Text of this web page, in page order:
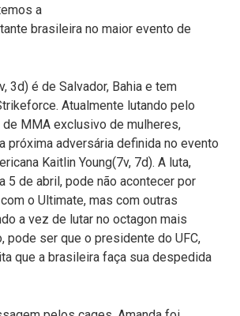
a
brasileira no maior evento de
3d) é de Salvador, Bahia e tem
Atualmente lutando pelo
de MMA exclusivo de mulheres,
próxima adversária definida no evento
Kaitlin Young(7v, 7d). A luta,
5 de abril, pode não acontecer por
o Ultimate, mas com outras
a vez de lutar no octagon mais
pode ser que o presidente do UFC,
que a brasileira faça sua despedida